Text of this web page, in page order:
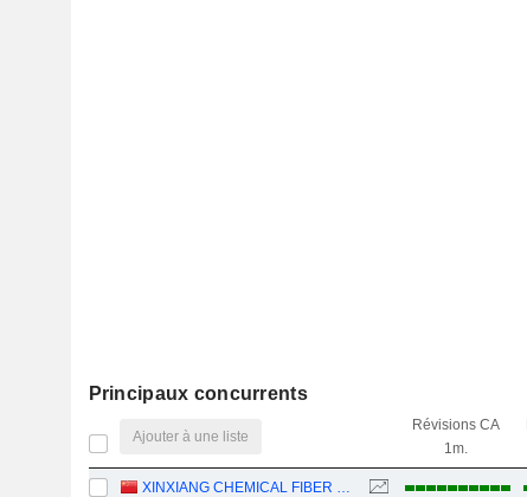
Principaux concurrents
Ajouter à une liste
Révisions CA
1m.
XINXIANG CHEMICAL FIBER CO., LTD.